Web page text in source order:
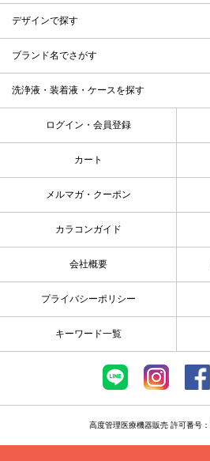
デザインで探す
ブランド名でさがす
洗浄液・装着液・ケースを探す
ログイン・会員登録
カート
メルマガ・クーポン
カラコンガイド
会社概要
プライバシーポリシー
キーワード一覧
高度管理医療機器販売 許可番号